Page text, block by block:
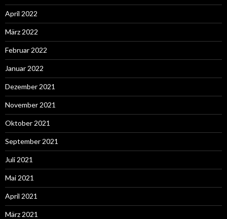
April 2022
März 2022
Februar 2022
Januar 2022
Dezember 2021
November 2021
Oktober 2021
September 2021
Juli 2021
Mai 2021
April 2021
März 2021